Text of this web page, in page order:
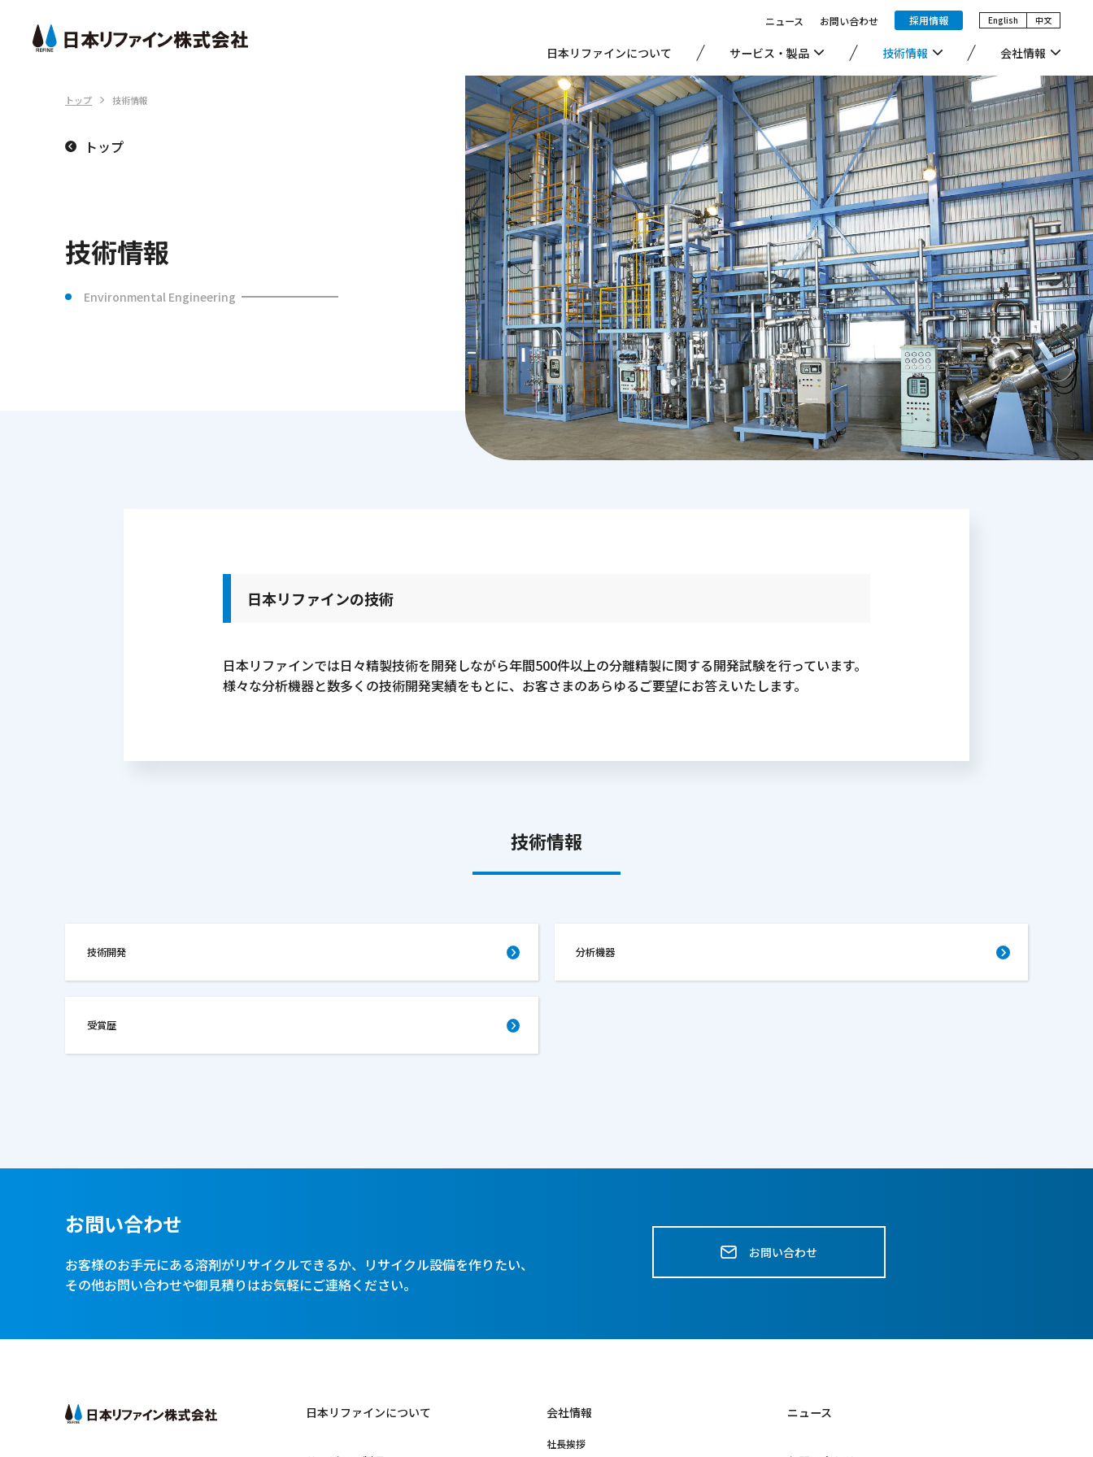
日本リファインについて サービス・製品
サービス・製品
日本リファインは、3つのサービス事業を軸
精製リサイクル事業
使用済み溶剤の買取
使用済み溶剤の受託精製・アップサイクル
再生溶剤の販売
蒸留・分離精製工程の受託
高機能化学品事業
LiB関連
電子材料グレード溶剤
製薬・農薬向け溶剤
地上資源由来溶剤（バイオ溶剤等）
環境エンジニアリング事業
排水処理装置 ソルピコ
排水処理装置 ソルステップ
排ガス処理装置 エコトラップ
連続型 液-液抽出装置
製品・その他
取り扱い溶剤
化学物質 熱安全性評価の受託試験
ソフトウェア
物流部門
技術情報
技術情報
日本リファインの技術をご紹介いたします。
会社情報
会社情報
日本リファインの会社情報をご紹介いたしま
社長インタビュー
組織図・拠点案内
グループ会社紹介
経営理念
沿革
購買情報
関連リンク
プライバシーポリシー
安全・品質への取り組み
環境への取り組み
一般事業主行動計画他公表情報
産業廃棄物許可一覧
ニュース お問い合わせ 採用情報 English 中文
トップ 技術情報
トップ
技術情報
Environmental Engineering
日本リファインの技術
日本リファインでは日々精製技術を開発しながら年間500件以上の分離精製に関する開発試験を行っています。
様々な分析機器と数多くの技術開発実績をもとに、お客さまのあらゆるご要望にお答えいたします。
技術情報
技術開発 分析機器
受賞歴
お問い合わせ
お客様のお手元にある溶剤がリサイクルできるか、リサイクル設備を作りたい、
その他お問い合わせや御見積りはお気軽にご連絡ください。
お問い合わせ
日本リファインについて 会社情報
社長挨拶
ニュース